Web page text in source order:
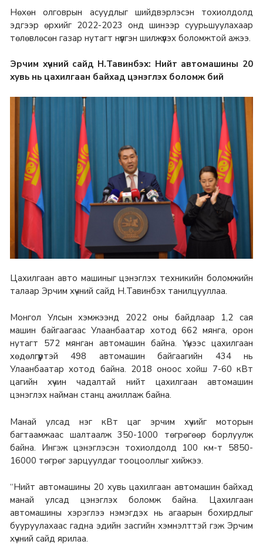
Нөхөн олговрын асуудлыг шийдвэрлэсэн тохиолдолд
эдгээр өрхийг 2022-2023 онд шинээр суурьшуулахаар
төлөвлөсөн газар нутагт нүүлгэн шилжүүлэх боломжтой ажээ.
Эрчим хүчний сайд Н.Тавинбэх: Нийт автомашины 20
хувь нь цахилгаан байхад цэнэглэх боломж бий
Цахилгаан авто машиныг цэнэглэх техникийн боломжийн
талаар Эрчим хүчний сайд Н.Тавинбэх танилцууллаа.
Монгол Улсын хэмжээнд 2022 оны байдлаар 1,2 сая
машин байгаагаас Улаанбаатар хотод 662 мянга, орон
нутагт 572 мянган автомашин байна. Үүнээс цахилгаан
хөдөлгүүртэй 498 автомашин байгаагийн 434 нь
Улаанбаатар хотод байна. 2018 оноос хойш 7-60 кВт
цагийн хүчин чадалтай нийт цахилгаан автомашин
цэнэглэх найман станц ажиллаж байна.
Манай улсад нэг кВт цаг эрчим хүчийг моторын
багтаамжаас шалтаалж 350-1000 төгрөгөөр борлуулж
байна. Ингэж цэнэглэсэн тохиолдолд 100 км-т 5850-
16000 төгрөг зарцуулдаг тооцооллыг хийжээ.
“Нийт автомашины 20 хувь цахилгаан автомашин байхад
манай улсад цэнэглэх боломж байна. Цахилгаан
автомашины хэрэглээ нэмэгдэх нь агаарын бохирдлыг
бууруулахаас гадна эдийн засгийн хэмнэлттэй гэж Эрчим
хүчний сайд ярилаа.